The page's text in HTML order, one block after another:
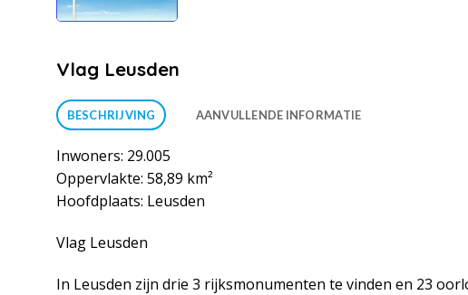
Vlag Leusden
BESCHRIJVING AANVULLENDE INFORMATIE
Inwoners: 29.005
Oppervlakte: 58,89 km²
Hoofdplaats: Leusden
Vlag Leusden
In Leusden zijn drie 3 rijksmonumenten te vinden en 23